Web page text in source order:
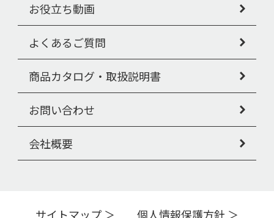
お役立ち動画
よくあるご質問
商品カタログ・取扱説明書
お問い合わせ
会社概要
サイトマップ 個人情報保護方針